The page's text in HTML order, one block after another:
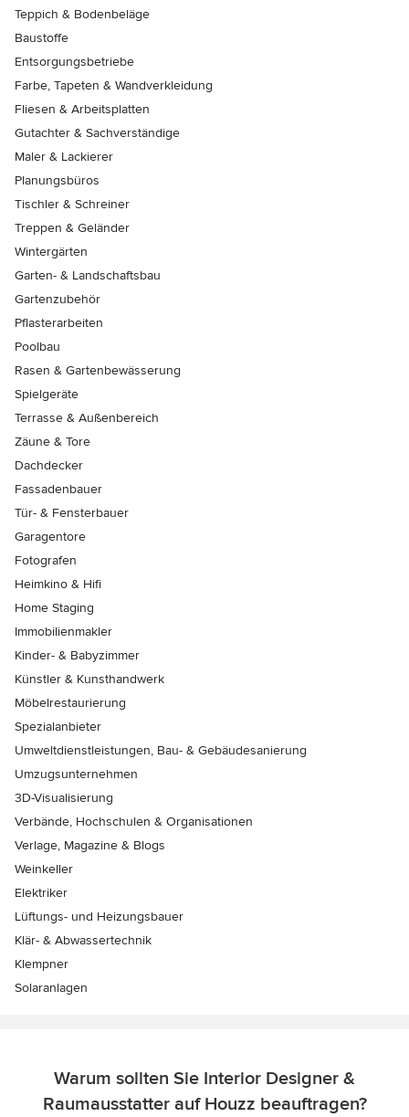
Teppich & Bodenbeläge
Baustoffe
Entsorgungsbetriebe
Farbe, Tapeten & Wandverkleidung
Fliesen & Arbeitsplatten
Gutachter & Sachverständige
Maler & Lackierer
Planungsbüros
Tischler & Schreiner
Treppen & Geländer
Wintergärten
Garten- & Landschaftsbau
Gartenzubehör
Pflasterarbeiten
Poolbau
Rasen & Gartenbewässerung
Spielgeräte
Terrasse & Außenbereich
Zäune & Tore
Dachdecker
Fassadenbauer
Tür- & Fensterbauer
Garagentore
Fotografen
Heimkino & Hifi
Home Staging
Immobilienmakler
Kinder- & Babyzimmer
Künstler & Kunsthandwerk
Möbelrestaurierung
Spezialanbieter
Umweltdienstleistungen, Bau- & Gebäudesanierung
Umzugsunternehmen
3D-Visualisierung
Verbände, Hochschulen & Organisationen
Verlage, Magazine & Blogs
Weinkeller
Elektriker
Lüftungs- und Heizungsbauer
Klär- & Abwassertechnik
Klempner
Solaranlagen
Warum sollten Sie Interior Designer &
Raumausstatter auf Houzz beauftragen?